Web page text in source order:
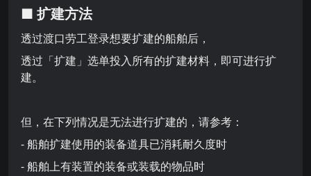
■ 扩建方法
透过渡口劳工登录想要扩建的船舶后，
透过「扩建」选单投入所有的扩建材料，即可进行扩
建。
但，在下列情况是无法进行扩建的，请参考：
- 船舶扩建使用的装备道具已消耗耐久度时
- 船舶上有装置的装备或装载的物品时